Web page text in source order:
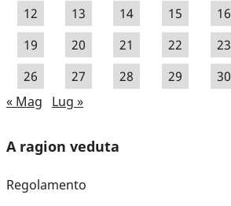
12
13 14 15 16
19
20 21 22 23
26
27 28 29
30
« Mag
Lug »
A ragion veduta
Regolamento